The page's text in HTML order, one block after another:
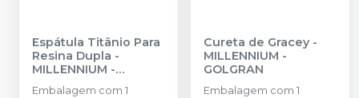
Espátula Titânio Para
Resina Dupla -
MILLENNIUM -
GOLGRAN
Embalagem com 1
Cureta de Gracey-
MILLENNIUM -
GOLGRAN
Embalagem com 1